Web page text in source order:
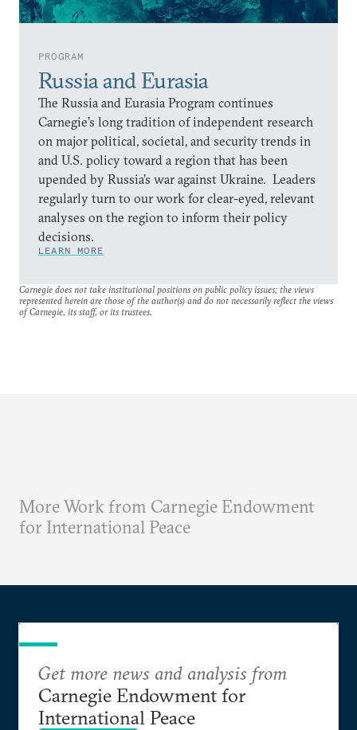
PROGRAM
Russia and Eurasia
The Russia and Eurasia Program continues
Carnegie’s long tradition of independent research
on major political, societal, and security trends in
and U.S. policy toward a region that has been
upended by Russia’s war against Ukraine. Leaders
regularly turn to our work for clear-eyed, relevant
analyses on the region to inform their policy
decisions.
LEARN MORE
Carnegie does not take institutional positions on public policy issues; the views
represented herein are those of the author(s) and do not necessarily reflect the views
of Carnegie, its staff, or its trustees.
More Work from Carnegie Endowment
for International Peace
Get more news and analysis from
Carnegie Endowment for
International Peace